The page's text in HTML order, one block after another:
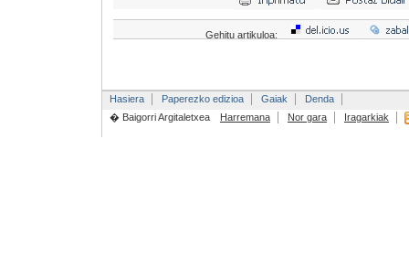
Gehitu artikuloa:
Hasiera Paperezko edizioa Gaiak
Denda
� Baigorri Argitaletxea
Harremana Nor gara Iragarkiak